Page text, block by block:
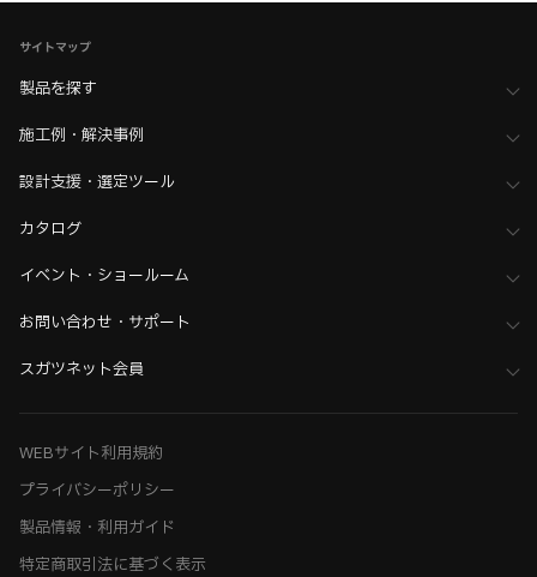
サイトマップ
製品を探す
施工例・解決事例
設計支援・選定ツール
カタログ
イベント・ショールーム
お問い合わせ・サポート
スガツネット会員
WEBサイト利用規約
プライバシーポリシー
製品情報・利用ガイド
特定商取引法に基づく表示